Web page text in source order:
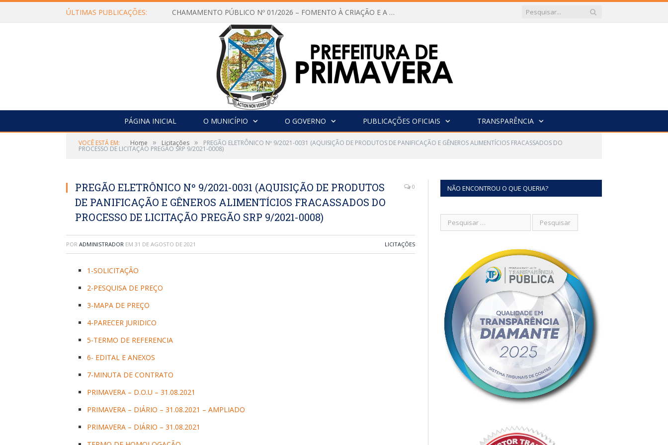
ÚLTIMAS PUBLICAÇÕES: CHAMAMENTO PÚBLICO Nº 01/2026 – FOMENTO À CRIAÇÃO E A CIRCULAÇÃO DE PRODUÇÕES CULTURAIS – Aldir Blanc
PÁGINA INICIAL O MUNICÍPIO O GOVERNO PUBLICAÇÕES OFICIAIS TRANSPARÊNCIA
VOCÊ ESTÁ EM: Home » Licitações » PREGÃO ELETRÔNICO Nº 9/2021-0031 (AQUISIÇÃO DE PRODUTOS DE PANIFICAÇÃO E GÊNEROS ALIMENTÍCIOS FRACASSADOS DO
PROCESSO DE LICITAÇÃO PREGÃO SRP 9/2021-0008)
PREGÃO ELETRÔNICO Nº 9/2021-0031 (AQUISIÇÃO DE PRODUTOS
DE PANIFICAÇÃO E GÊNEROS ALIMENTÍCIOS FRACASSADOS DO
PROCESSO DE LICITAÇÃO PREGÃO SRP 9/2021-0008)
0
POR ADMINISTRADOR EM 31 DE AGOSTO DE 2021 LICITAÇÕES
1-SOLICITAÇÃO
2-PESQUISA DE PREÇO
3-MAPA DE PREÇO
4-PARECER JURIDICO
5-TERMO DE REFERENCIA
6- EDITAL E ANEXOS
7-MINUTA DE CONTRATO
PRIMAVERA – D.O.U – 31.08.2021
PRIMAVERA – DIÁRIO – 31.08.2021 – AMPLIADO
PRIMAVERA – DIÁRIO – 31.08.2021
NÃO ENCONTROU O QUE QUERIA?